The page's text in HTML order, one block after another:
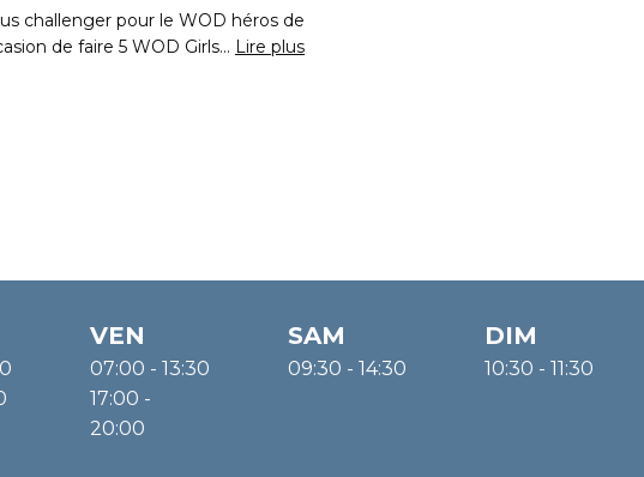
challenger pour le WOD héros de
de faire 5 WOD Girls… Lire plus
VEN
07:00 - 13:30
17:00 -
20:00
SAM
09:30 - 14:30
DIM
10:30 - 11:30